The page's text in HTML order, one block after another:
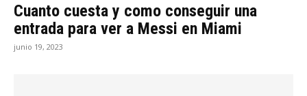
Cuanto cuesta y como conseguir una
entrada para ver a Messi en Miami
junio 19, 2023